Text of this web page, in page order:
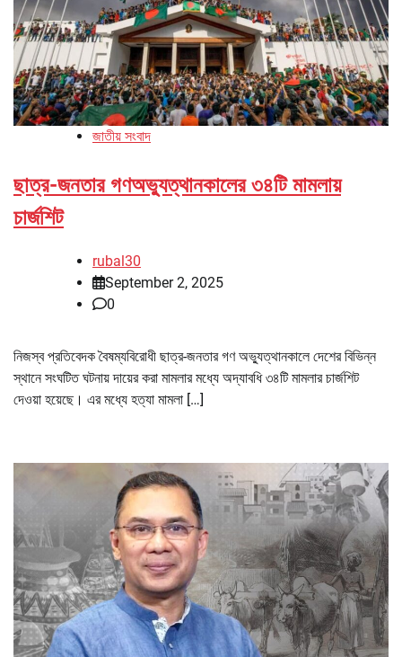
জাতীয় সংবাদ
ছাত্র-জনতার গণঅভ্যুত্থানকালের ৩৪টি মামলায়
চার্জশিট
rubal30
September 2, 2025
0
নিজস্ব প্রতিবেদক বৈষম্যবিরোধী ছাত্র-জনতার গণ অভ্যুত্থানকালে দেশের বিভিন্ন
স্থানে সংঘটিত ঘটনায় দায়ের করা মামলার মধ্যে অদ্যাবধি ৩৪টি মামলার চার্জশিট
দেওয়া হয়েছে। এর মধ্যে হত্যা মামলা […]